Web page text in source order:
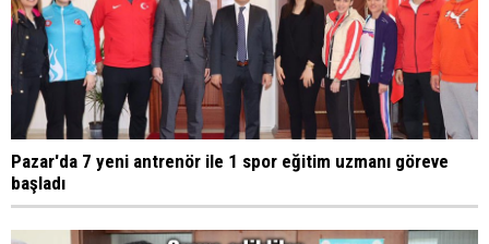
Pazar'da 7 yeni antrenör ile 1 spor eğitim uzmanı göreve
başladı